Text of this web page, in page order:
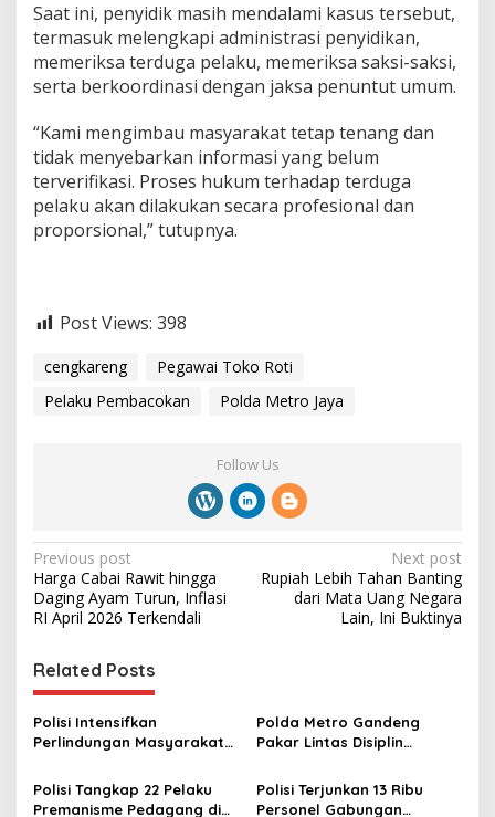
Saat ini, penyidik masih mendalami kasus tersebut,
termasuk melengkapi administrasi penyidikan,
memeriksa terduga pelaku, memeriksa saksi-saksi,
serta berkoordinasi dengan jaksa penuntut umum.
“Kami mengimbau masyarakat tetap tenang dan
tidak menyebarkan informasi yang belum
terverifikasi. Proses hukum terhadap terduga
pelaku akan dilakukan secara profesional dan
proporsional,” tutupnya.
Post Views: 398
cengkareng
Pegawai Toko Roti
Pelaku Pembacokan
Polda Metro Jaya
Follow Us
P
o
s
t
n
a
v
i
Previous post
Harga Cabai Rawit hingga
Daging Ayam Turun, Inflasi
RI April 2026 Terkendali
Next post
Rupiah Lebih Tahan Banting
dari Mata Uang Negara
Lain, Ini Buktinya
Related Posts
Polisi Intensifkan
Perlindungan Masyarakat
Wujudkan Kamtibmas
Polda Metro Gandeng
Pakar Lintas Disiplin
Kemlu
Polisi Tangkap 22 Pelaku
Premanisme Pedagang di
Polisi Terjunkan 13 Ribu
Personel Gabungan